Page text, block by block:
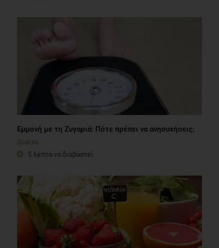
Εμμονή με τη Ζυγαριά: Πότε πρέπει να ανησυχήσεις;
Δίαιτα
5 λεπτά να διαβαστεί